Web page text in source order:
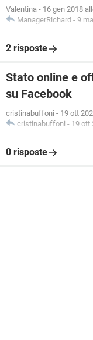
Valentina - 16 gen 2018
ManagerRichard - 9
2 risposte
Stato online e
su Facebook
cristinabuffoni - 19 ott
cristinabuffoni - 19 ott
0 risposte